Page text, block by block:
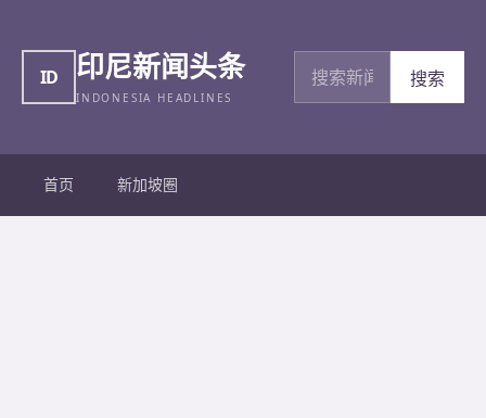
ID 印尼新闻头条
INDONESIA HEADLINES
搜索新闻
搜索
首页 新加坡圈